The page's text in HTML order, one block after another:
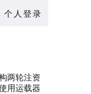
个人登录
两轮注资
用运载器